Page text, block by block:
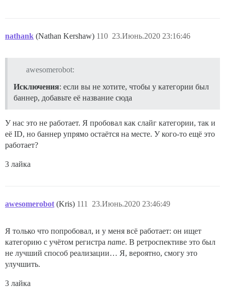
nathank (Nathan Kershaw) 23.Июнь.2020 23:16:46
110
awesomerobot:
Исключения: если вы не хотите, чтобы у категории был
баннер, добавьте её название сюда
У нас это не работает. Я пробовал как слайг категории, так и
её ID, но баннер упрямо остаётся на месте. У кого-то ещё это
работает?
3 лайка
awesomerobot (Kris) 23.Июнь.2020 23:46:49
111
Я только что попробовал, и у меня всё работает: он ищет
категорию с учётом регистра name. В ретроспективе это был
не лучший способ реализации… Я, вероятно, смогу это
улучшить.
3 лайка